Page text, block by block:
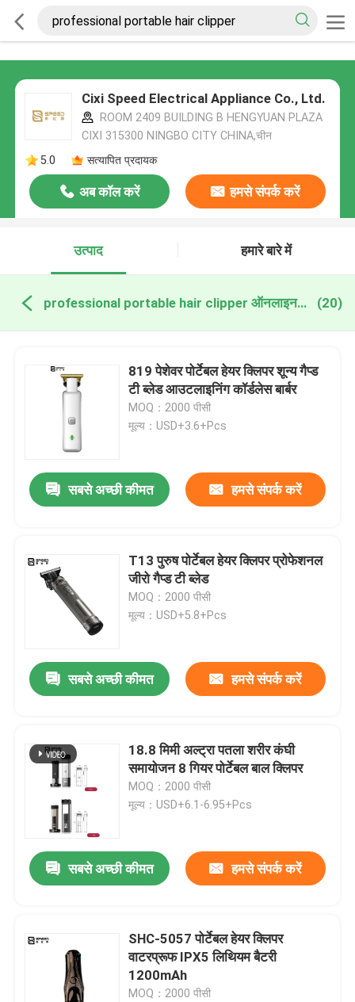
Cixi Speed Electrical Appliance Co., Ltd.
ROOM 2409 BUILDING B HENGYUAN PLAZA
CIXI 315300 NINGBO CITY CHINA,चीन
5.0
सत्यापित प्रदायक
अब कॉल करें हमसे संपर्क करें
उत्पाद हमारे बारे में
professional portable hair clipper ऑनलाइन निर्माण (20)
819 पेशेवर पोर्टेबल हेयर क्लिपर शून्य गैप्ड
टी ब्लेड आउटलाइनिंग कॉर्डलेस बार्बर
MOQ：2000 पीसी
मूल्य：USD+3.6+Pcs
सबसे अच्छी कीमत हमसे संपर्क करें
T13 पुरुष पोर्टेबल हेयर क्लिपर प्रोफेशनल
जीरो गैप्ड टी ब्लेड
MOQ：2000 पीसी
मूल्य：USD+5.8+Pcs
सबसे अच्छी कीमत हमसे संपर्क करें
18.8 मिमी अल्ट्रा पतला शरीर कंघी
समायोजन 8 गियर पोर्टेबल बाल क्लिपर
MOQ：2000 पीसी
मूल्य：USD+6.1-6.95+Pcs
सबसे अच्छी कीमत हमसे संपर्क करें
SHC-5057 पोर्टेबल हेयर क्लिपर
वाटरप्रूफ IPX5 लिथियम बैटरी
1200mAh
MOQ：2000 पीसी